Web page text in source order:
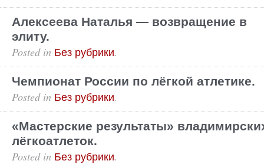
Алексеева Наталья — возвращение в
элиту.
Posted in Без рубрики.
Чемпионат России по лёгкой атлетике.
Posted in Без рубрики.
«Мастерские результаты»
лёгкоатлеток.
Posted in Без рубрики.